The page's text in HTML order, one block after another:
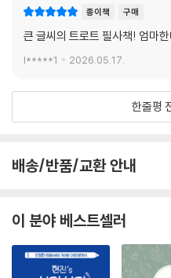
종이책 구매
큰 글씨의 트로트 필사책! 엄마
l*****1 2026.05.17.
한줄평
배송/반품/교환 안내
이 분야 베스트셀러